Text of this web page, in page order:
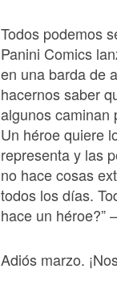
Todos podemos
Panini Comics
en una barda de
hacernos saber
algunos caminan
Un héroe quiere
representa y las
no hace cosas
todos los días.
hace un héroe?”
Adiós marzo.